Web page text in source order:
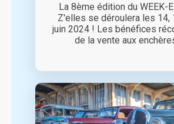
La 8ème édition du WEEK-
Z'elles se déroulera les 14,
juin 2024 ! Les bénéfices
de la vente aux